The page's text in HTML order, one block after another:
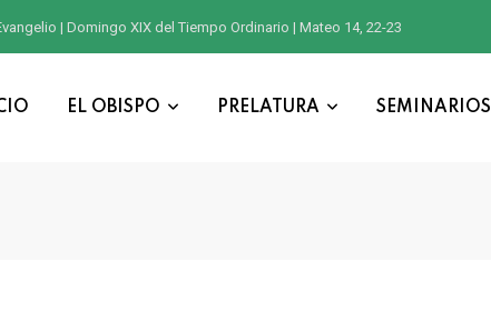
| Domingo XIX del Tiempo Ordinario | Mateo 14, 22-23
EL OBISPO PRELATURA SEMINARIOS